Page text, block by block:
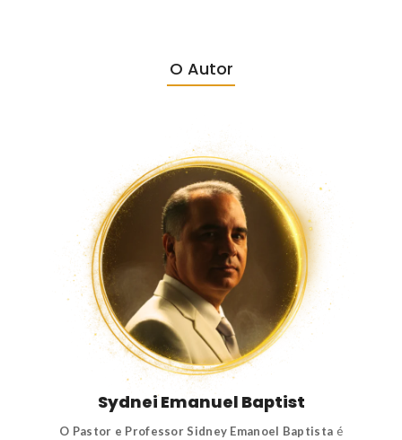
O Autor
Sydnei Emanuel Baptist
O Pastor e Professor Sidney Emanoel Baptista é